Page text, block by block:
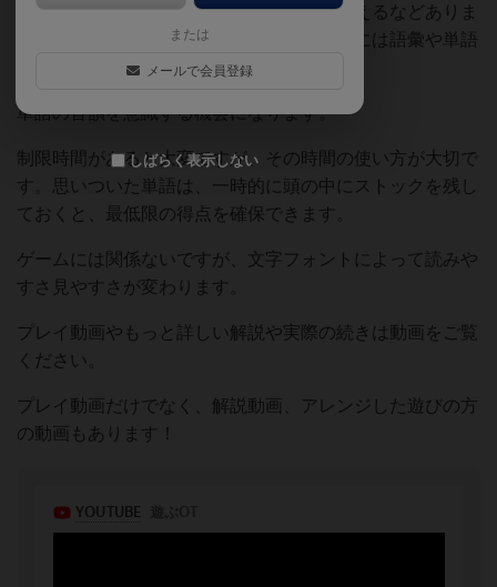
り、長い単語を考えて文字を当てはめて考えるなどありま
す。どちらにせよ、ゲームを有利に進めるには語彙や単語
の知識が必要になります。
単語の音韻を意識する機会になります。
制限時間があると大変ですが、その時間の使い方が大切で
す。思いついた単語は、一時的に頭の中にストックを残し
ておくと、最低限の得点を確保できます。
ゲームには関係ないですが、文字フォントによって読みや
すさ見やすさが変わります。
プレイ動画やもっと詳しい解説や実際の続きは動画をご覧
ください。
プレイ動画だけでなく、解説動画、アレンジした遊びの方
の動画もあります！
または
メールで会員登録
しばらく表示しない